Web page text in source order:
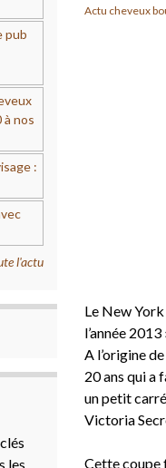
Actu cheveux
Le New
l’année 2013
A l’origine
20 ans qui a
un petit
Victoria
Cette coupe
pub
nos
:
l'actu
les